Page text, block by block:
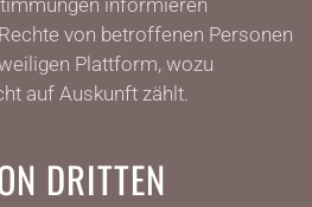
informieren
von betroffenen Personen
Plattform, wozu
auf Auskunft zählt.
DRITTEN